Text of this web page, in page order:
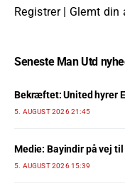
Registrer| Glemt din
Seneste Man Utd
Bekræftet: United hyrer
5. AUGUST 2026 21:45
Medie: Bayindir på vej
5. AUGUST 2026 15:39